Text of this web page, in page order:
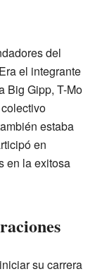
del
el integrante
Big Gipp, T-Mo
estaba
en
en la exitosa
su carrera